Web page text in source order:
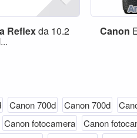
Reflexda 10.2
...
Canon
Canon 700d Canon 700d
Canon fotocamera
Canon